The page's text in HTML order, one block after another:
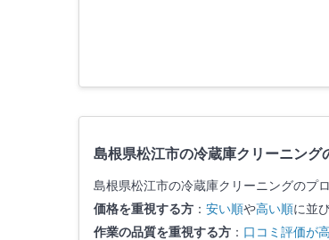
島根県松江市の冷蔵庫クリーニング
島根県松江市の冷蔵庫クリーニングのプ
価格を重視する方 ： 安い順や高い順に並
作業の品質を重視する方 ： 口コミ評価が